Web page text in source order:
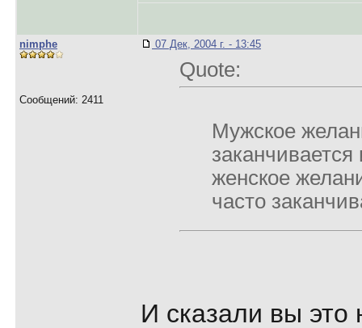
nimphe
Сообщений: 2411
07 Дек, 2004 г. - 13:45
Quote:
Мужское
женское
часто
И сказали вы это